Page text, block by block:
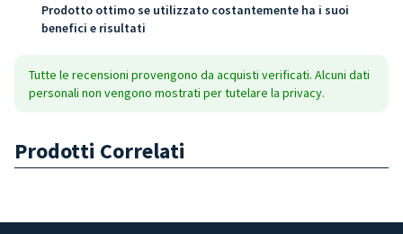
Prodotto ottimo se utilizzato costantemente ha i suoi
benefici e risultati
Tutte le recensioni provengono da acquisti verificati. Alcuni dati
personali non vengono mostrati per tutelare la privacy.
Prodotti Correlati